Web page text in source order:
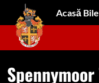
Acasă